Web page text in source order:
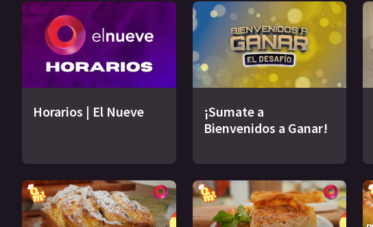
Horarios | El Nueve
¡Sumate a
Bienvenidos a Ganar!